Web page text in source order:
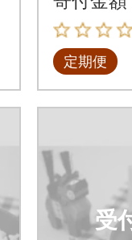
定期便
受